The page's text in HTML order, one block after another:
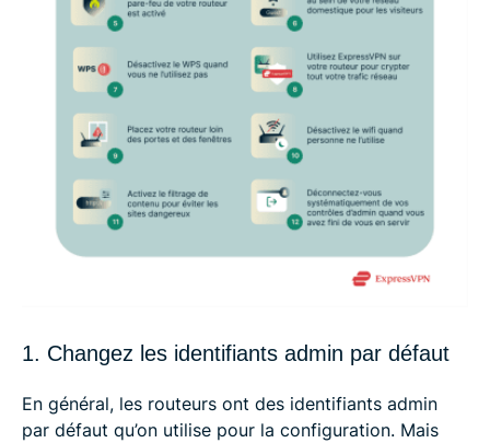
1. Changez les identifiants admin par défaut
En général, les routeurs ont des identifiants admin
par défaut qu’on utilise pour la configuration. Mais